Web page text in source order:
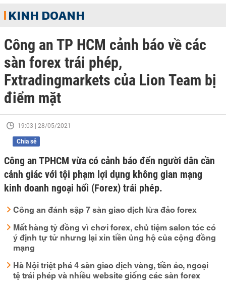
KINH DOANH
Công an TP HCM cảnh báo về các
sàn forex trái phép,
Fxtradingmarkets của Lion Team bị
điểm mặt
19:03 | 28/05/2021
Chia sẻ
Công an TPHCM vừa có cảnh báo đến người dân cần
cảnh giác với tội phạm lợi dụng không gian mạng
kinh doanh ngoại hối (Forex) trái phép.
Công an đánh sập 7 sàn giao dịch lừa đảo forex
Mất hàng tỷ đồng vì chơi forex, chủ tiệm salon tóc có
ý định tự tử nhưng lại xin tiền ủng hộ của cộng đồng
mạng
Hà Nội triệt phá 4 sàn giao dịch vàng, tiền ảo, ngoại
tệ trái phép và nhiều website giống các sàn forex